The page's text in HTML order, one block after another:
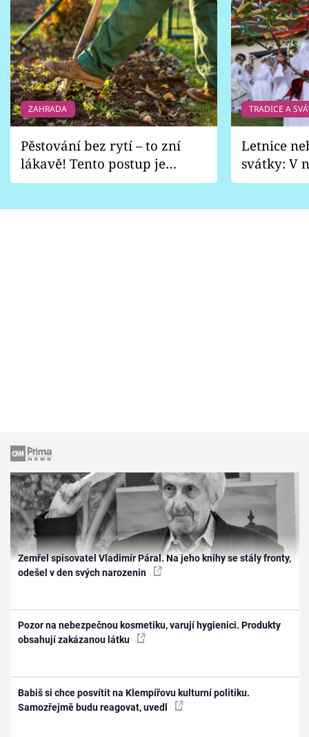
ZAHRADA
Pěstování bez rytí – to zní
lákavě! Tento postup je
vhodný jen pro některé
TRADICE A
Letnice
svátky: V
pondělí
Zemřel spisovatel Vladimír Páral. Na jeho knihy se stály fronty,
odešel v den svých narozenin
Pozor na nebezpečnou kosmetiku, varují hygienici. Produkty
obsahují zakázanou látku
Babiš si chce posvítit na Klempířovu kulturní politiku.
Samozřejmě budu reagovat, uvedl